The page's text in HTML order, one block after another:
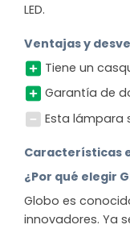
LED.
Ventajas y
Tiene un
Garantía de
Esta lámpara
Características
¿Por qué elegir
Globo es
innovadores. Ya